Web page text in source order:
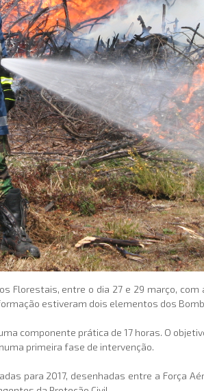
Florestais, entre o dia 27 e 29 março,
estiveram dois elementos dos
componente prática de 17 horas. O
primeira fase de intervenção.
para 2017, desenhadas entre a Força